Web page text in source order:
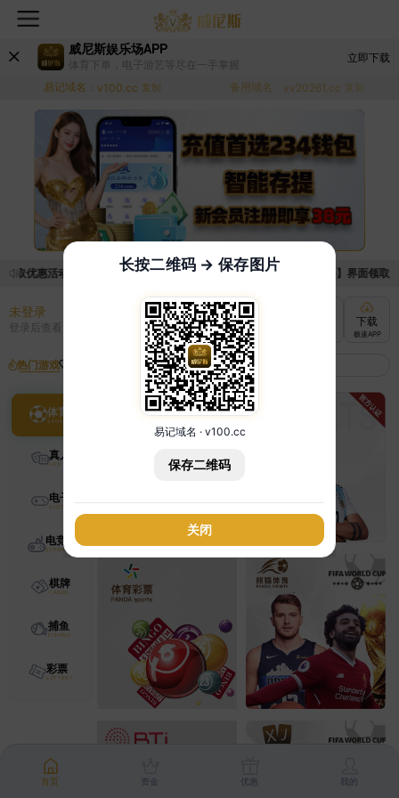
威尼斯娱乐场APP
体育下单，电子游艺等尽在一手掌握
立即下载
易记域名： v100.cc 复制 备用域名： vv20261.cc 复制
取优惠活动的手续麻烦，已新增优惠系统，现在可以前往【福利中心】界面领取
未登录
登录后查看 充值
快速到账
下载
极速APP
热门游戏
体育
真人
电子
电竞
棋牌
捕鱼
彩票
首页 资金 优惠 我的
长按二维码 → 保存图片
易记域名 · v100.cc
保存二维码
关闭